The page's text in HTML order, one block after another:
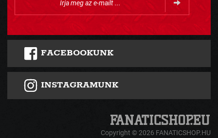
FACEBOOKUNK
INSTAGRAMUNK
Copyright © 2026 FANATICSHOP.HU